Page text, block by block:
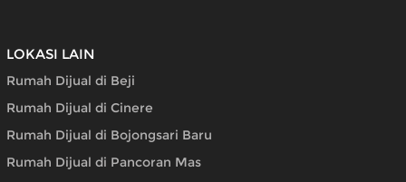
LOKASI LAIN
Rumah Dijual di Beji
Rumah Dijual di Cinere
Rumah Dijual di Bojongsari Baru
Rumah Dijual di Pancoran Mas